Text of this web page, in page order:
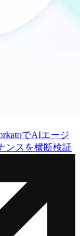
でAIエージ
ンスを横断検証